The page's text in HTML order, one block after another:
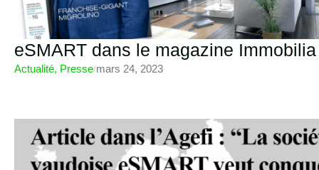
eSMART dans le magazine Immobilia
Actualité, Presse/mars 24, 2023